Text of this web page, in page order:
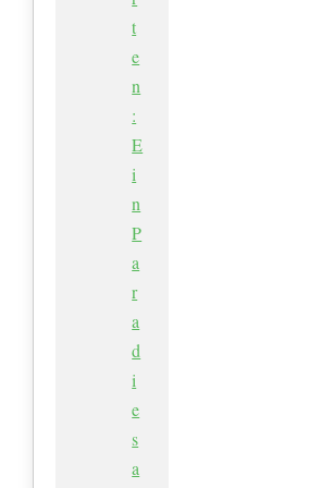
t
e
n
:
E
i
n
P
a
r
a
d
i
e
s
a